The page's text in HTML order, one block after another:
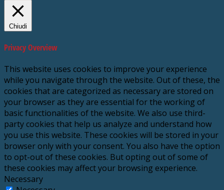
Chiudi
Privacy Overview
This website uses cookies to improve your experience
while you navigate through the website. Out of these, the
cookies that are categorized as necessary are stored on
your browser as they are essential for the working of
basic functionalities of the website. We also use third-
party cookies that help us analyze and understand how
you use this website. These cookies will be stored in your
browser only with your consent. You also have the option
to opt-out of these cookies. But opting out of some of
these cookies may affect your browsing experience.
Necessary